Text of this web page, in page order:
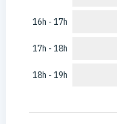
16h - 17h
17h - 18h
18h - 19h